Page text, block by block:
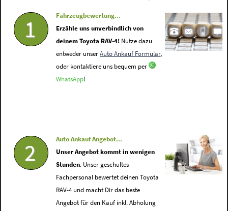
1
Fahrzeugbewertung...
Erzähle uns unverbindlich von
deinem Toyota RAV-4! Nutze dazu
entweder unserAuto Ankauf Formular,
oder kontaktiere uns bequem per
WhatsApp!
2
Auto Ankauf Angebot...
Unser Angebot kommt in wenigen
Stunden. Unser geschultes
Fachpersonal bewertet deinen Toyota
RAV-4 und macht Dir das beste
Angebot für den Kauf inkl. Abholung